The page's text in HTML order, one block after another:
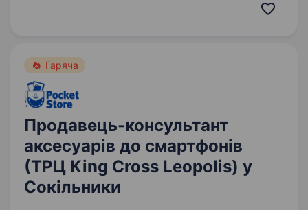
Гаряча
Продавець-консультант
аксесуарів до смартфонів
(ТРЦ King Cross Leopolis) у
Сокільники